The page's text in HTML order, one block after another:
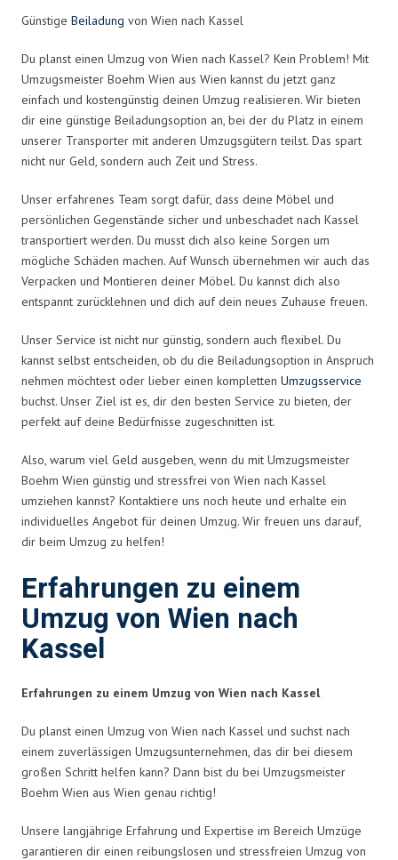
Günstige Beiladung von Wien nach Kassel
Du planst einen Umzug von Wien nach Kassel? Kein Problem! Mit
Umzugsmeister Boehm Wien aus Wien kannst du jetzt ganz
einfach und kostengünstig deinen Umzug realisieren. Wir bieten
dir eine günstige Beiladungsoption an, bei der du Platz in einem
unserer Transporter mit anderen Umzugsgütern teilst. Das spart
nicht nur Geld, sondern auch Zeit und Stress.
Unser erfahrenes Team sorgt dafür, dass deine Möbel und
persönlichen Gegenstände sicher und unbeschadet nach Kassel
transportiert werden. Du musst dich also keine Sorgen um
mögliche Schäden machen. Auf Wunsch übernehmen wir auch das
Verpacken und Montieren deiner Möbel. Du kannst dich also
entspannt zurücklehnen und dich auf dein neues Zuhause freuen.
Unser Service ist nicht nur günstig, sondern auch flexibel. Du
kannst selbst entscheiden, ob du die Beiladungsoption in Anspruch
nehmen möchtest oder lieber einen kompletten Umzugsservice
buchst. Unser Ziel ist es, dir den besten Service zu bieten, der
perfekt auf deine Bedürfnisse zugeschnitten ist.
Also, warum viel Geld ausgeben, wenn du mit Umzugsmeister
Boehm Wien günstig und stressfrei von Wien nach Kassel
umziehen kannst? Kontaktiere uns noch heute und erhalte ein
individuelles Angebot für deinen Umzug. Wir freuen uns darauf,
dir beim Umzug zu helfen!
Erfahrungen zu einem
Umzug von Wien nach
Kassel
Erfahrungen zu einem Umzug von Wien nach Kassel
Du planst einen Umzug von Wien nach Kassel und suchst nach
einem zuverlässigen Umzugsunternehmen, das dir bei diesem
großen Schritt helfen kann? Dann bist du bei Umzugsmeister
Boehm Wien aus Wien genau richtig!
Unsere langjährige Erfahrung und Expertise im Bereich Umzüge
garantieren dir einen reibungslosen und stressfreien Umzug von